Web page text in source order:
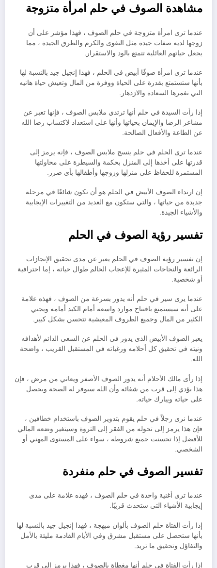
مشاهدة الصوف في حلم امرأة متزوجة
عندما ترى امرأة متزوجة في حلم الصوف ، فهذا مؤشر على أن
زوجها لديه صفات جيدة مثل التقوى والكرم والطرق الجيدة ، مما
يجعل حياتهم العائلية تتمتع بالود والاستقرار.
عندما ترى امرأة صوفًا أبيض في الحلم ، فهذا إنجيل جيد بالنسبة لها
بأنها ستستمتع بقدرة على الحياة ووفرة من المال وتعيش حياة هانيه
التي تغمرها السعادة والازدهار.
إذا رأت السيدة في حلم أنها ترتدي ملابس الصوف ، فإنها تعبر عن
مشاعر الرضا والإيمان بحياتها وأنها على استعداد لاكتساب رضا الله
عن الطاعة والأفعال الصالحة.
عندما ترى الحلم في حلم ينسج ملابس الصوف ، فإنه يرمز إلى
قدرتها على أخذها إلى المنزل بحكمة والسيطرة على محاولتها
المستمرة للحفاظ على منزلها وزوجها وأطفالها بأي ضرر.
إن ارتداء الصوف الأبيض في الحلم هو أن تكون شائعًا في مرحلة
جديدة من حياتها ، والتي ستكون مع العديد من التغييرات الإيجابية
والأشياء الجيدة.
تفسير رؤية الصوف في الحلم
إن تفسير رؤية الصوف في الحلم يعبر عن مدى تحقيق الإنجازات
الرائعة والنجاحات المثيرة للإعجاب الحالم طوال حياته ، إما احترافية
أو شخصية.
عندما يرى سير في حلم أنه يدور بسرعة من الصوف ، فهذه علامة
على أنه سيستمتع بافتتاح موارد واسعة أمام الكبد أمامه ويجني
الكثير من المال وجميع الظروف المعيشية تتحسن بشكل كبير.
يعبر الصوف الأبيض الذي يدور في الحلم عن السعي الدائم لأهدافه
ونيته في تحقيق كل أحلامه ورغباته في المستقبل القريب ، واضحة
الله.
إذا رأى مالك الأحلام أنه يدور الصوف الأصفر ويعاني من مرض ، فإن
هذا يؤدي إلى قرب من شفائه وأن الله سيوفر له الصحة ويحصل
على حياته ويبارك حياته.
عندما نرى رجلاً في حلم يقوم بتدوير الصوف باستخدام خطافين ،
فإن هذا يرمز إلى تحوله من الفقر إلى الثروة وسيتغير وضعه المالي
للأفضل إذا تحسنت جميع شروطه ، سواء على المستوى المهني أو
الشخصي.
تفسير الصوف في حلم منفردة
عندما ترى أغنية واحدة في حلم الصوف ، فهذه علامة على مدى
إيجابية الأشياء التي ستحدث قريبًا.
إذا رأت الفتاة حلم الصوف بألوان مبهجة ، فهذا إنجيل جيد بالنسبة لها
بأنها ستحصل على مستقبل مشرق وفي الأيام القادمة مليئة بالأمل
والتفاؤل وتحقيق ما تريد.
إذا رأت الفتاة في حلم أنها مغطاة بالصوف ، فهذا يرمز إلى قرب